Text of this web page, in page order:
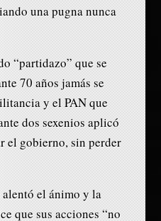
una pugna nunca
“partidazo” que se
70 años jamás se
y el PAN que
dos sexenios aplicó
el gobierno, sin perder
el ánimo y la
que sus acciones “no